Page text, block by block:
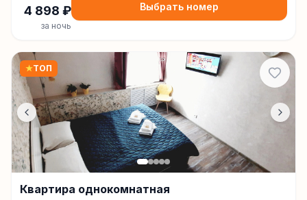
4 898 ₽
за ночь
Выбрать номер
★ТОП
Квартира однокомнатная